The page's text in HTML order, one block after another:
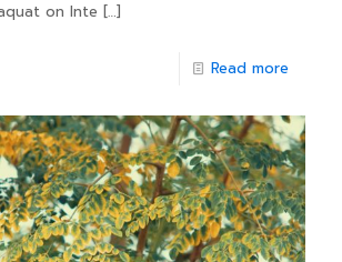
on Inte […]
Read more